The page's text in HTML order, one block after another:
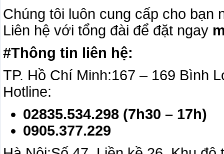
Chúng tôi luôn cung cấp cho bạn
Liên hệ với tổng đài để đặt ngay
#Thông tin liên hệ:
TP. Hồ Chí Minh:167 – 169 Bình
Hotline:
02835.534.298 (7h30 – 17h)
0905.377.229